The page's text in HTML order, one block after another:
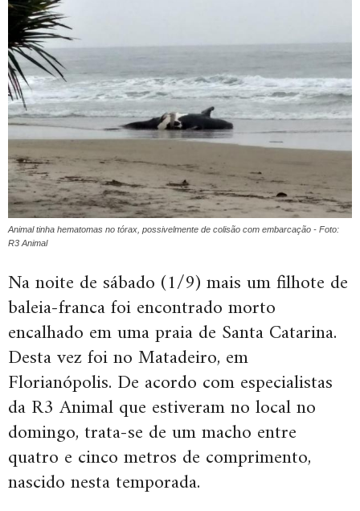
Animal tinha hematomas no tórax, possivelmente de colisão com embarcação - Foto:
R3 Animal
Na noite de sábado (1/9) mais um filhote de
baleia-franca foi encontrado morto
encalhado em uma praia de Santa Catarina.
Desta vez foi no Matadeiro, em
Florianópolis. De acordo com especialistas
da R3 Animal que estiveram no local no
domingo, trata-se de um macho entre
quatro e cinco metros de comprimento,
nascido nesta temporada.